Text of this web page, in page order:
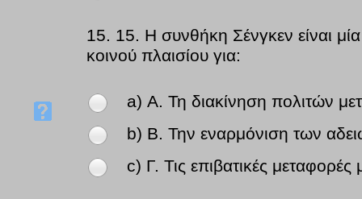
15. 15. Η συνθήκη Σένγκεν είναι
κοινού πλαισίου για:
a) Α. Τη διακίνηση πολιτών
b) Β. Την εναρμόνιση των
c) Γ. Τις επιβατικές